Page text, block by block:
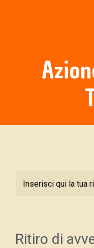
Ritiro di